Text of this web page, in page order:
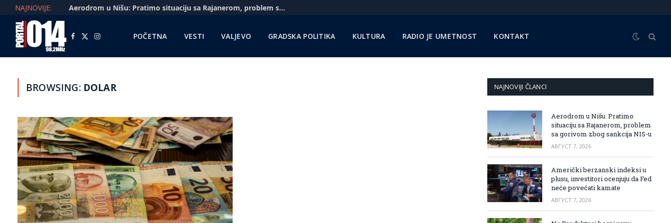
NAJNOVIJE: Aerodrom u Nišu: Pratimo situaciju sa Rajanerom, problem sa gorivom zbog sankcija NIS-u
Facebook
X
Instagram POČETNA VESTI VALJEVO GRADSKA POLITIKA KULTURA RADIO JE UMETNOST KONTAKT
BROWSING: DOLAR NAJNOVIJI ČLANCI
Aerodrom u Nišu: Pratimo
situaciju sa Rajanerom, problem
sa gorivom zbog sankcija NIS-u
АВГУСТ 7, 2026
Američki berzanski indeksi u
plusu, investitori ocenjuju da Fed
neće povećati kamate
АВГУСТ 7, 2026